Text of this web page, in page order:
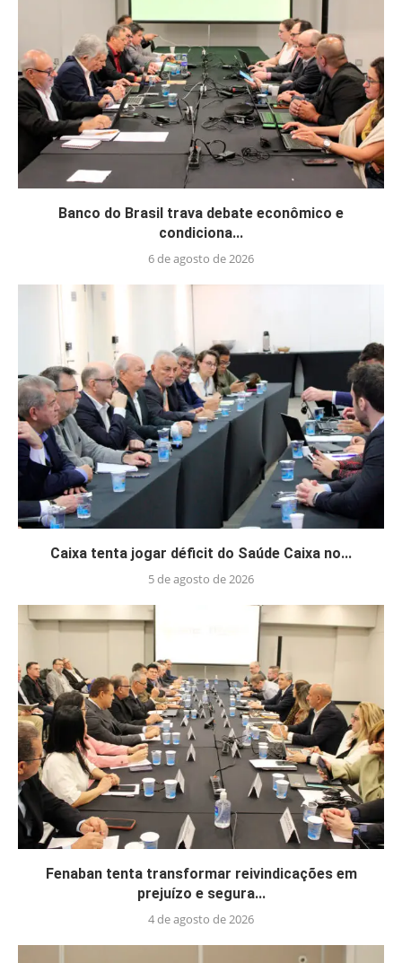
Banco do Brasil trava debate econômico e
condiciona...
6 de agosto de 2026
Caixa tenta jogar déficit do Saúde Caixa no...
5 de agosto de 2026
Fenaban tenta transformar reivindicações em
prejuízo e segura...
4 de agosto de 2026